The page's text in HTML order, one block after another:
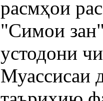
расмҳои
"Симои
устодони
Муассисаи